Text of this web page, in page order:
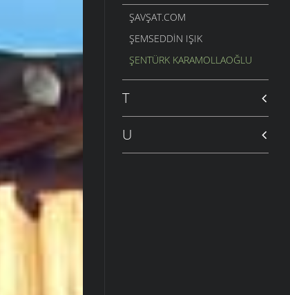
ŞAVŞAT.COM
ŞEMSEDDIN IŞIK
ŞENTÜRK KARAMOLLAOĞLU
T
U